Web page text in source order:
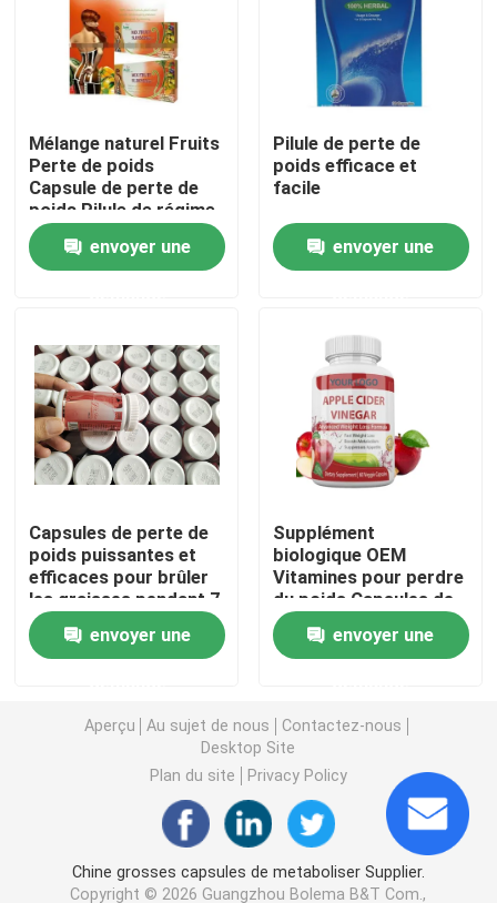
Visite d'usine
Contactez-nous
Demandez une citation
Supplément de fines herbes de Maca
Les suppléments de fines herbes des femmes
Supplément de fines herbes de sein
Capsules de fines herbes de gain de poids
Amélioration femelle Gummies
Collagène blanchissant la capsule
Vitamine Gummies de biotine
Mélange naturel Fruits
Perte de poids
Capsule de perte de
poids Pilule de régime
envoyer une
Pilule de perte de
poids efficace et
facile
envoyer une
Capsules de perte de
poids puissantes et
efficaces pour brûler
les graisses pendant 7
jours
envoyer une
Supplément
biologique OEM
Vitamines pour perdre
du poids Capsules de
vinaigre de cidre de
pommeenvoyer une
Aperçu Au sujet de nous
Contactez-nous
Desktop Site
Plan du site
Privacy Policy
Chine grosses capsules de metaboliser Supplier.
Copyright © 2026 Guangzhou Bolema B&T Com.,